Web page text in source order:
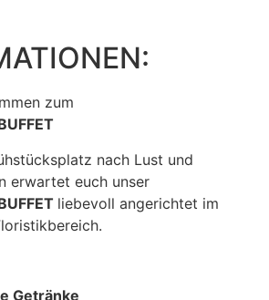
zum
nach Lust und
erwartet euch unser
liebevoll angerichtet im
Getränke